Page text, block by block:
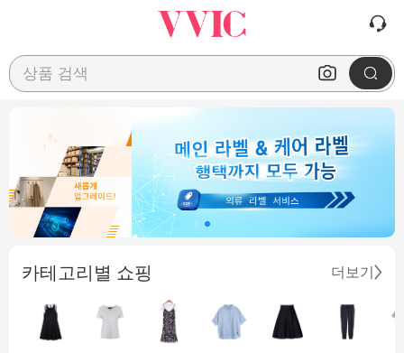
상품 검색
카테고리별 쇼핑 더보기